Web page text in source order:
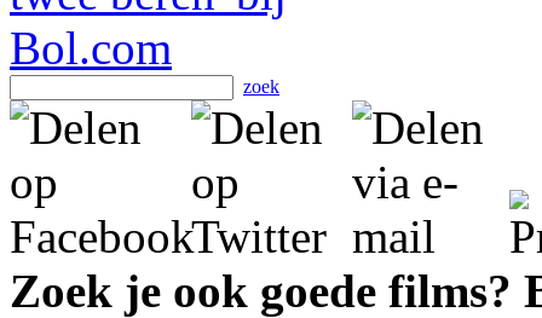
zoek
Zoek je ook goede films?